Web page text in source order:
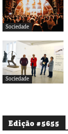
Sociedade
Sociedade
Edição #5655